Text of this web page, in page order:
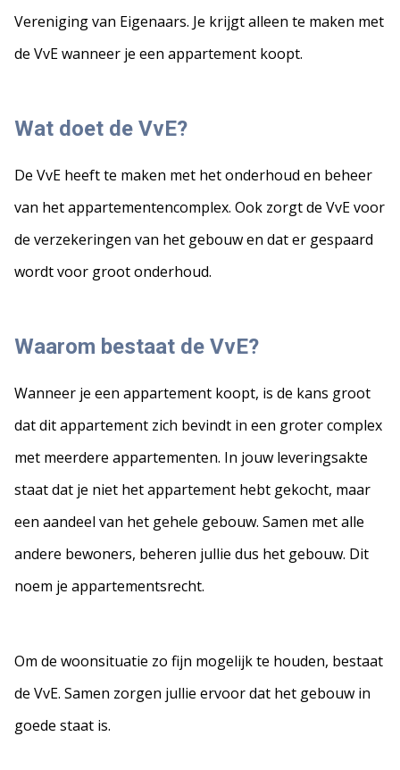
Vereniging van Eigenaars. Je krijgt alleen te maken met
de VvE wanneer je een appartement koopt.
Wat doet de VvE?
De VvE heeft te maken met het onderhoud en beheer
van het appartementencomplex. Ook zorgt de VvE voor
de verzekeringen van het gebouw en dat er gespaard
wordt voor groot onderhoud.
Waarom bestaat de VvE?
Wanneer je een appartement koopt, is de kans groot
dat dit appartement zich bevindt in een groter complex
met meerdere appartementen. In jouw leveringsakte
staat dat je niet het appartement hebt gekocht, maar
een aandeel van het gehele gebouw. Samen met alle
andere bewoners, beheren jullie dus het gebouw. Dit
noem je appartementsrecht.
Om de woonsituatie zo fijn mogelijk te houden, bestaat
de VvE. Samen zorgen jullie ervoor dat het gebouw in
goede staat is.